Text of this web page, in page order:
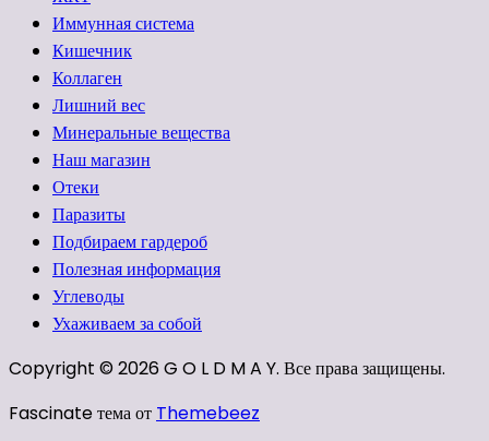
Иммунная система
Кишечник
Коллаген
Лишний вес
Минеральные вещества
Наш магазин
Отеки
Паразиты
Подбираем гардероб
Полезная информация
Углеводы
Ухаживаем за собой
Copyright © 2026 G O L D M A Y. Все права защищены.
Fascinate тема от Themebeez